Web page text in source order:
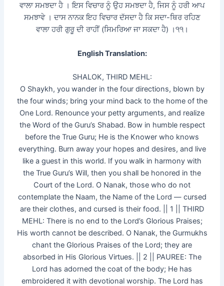
ਵਾਲਾ ਸਮਝਦਾ ਹੈ । ਇਸ ਵਿਚਾਰ ਨੂੰ ਉਹ ਸਮਝਦਾ ਹੈ, ਜਿਸ ਨੂੰ ਹਰੀ ਆਪ
ਸਮਝਾਵੇ । ਦਾਸ ਨਾਨਕ ਇਹ ਵਿਚਾਰ ਦੱਸਦਾ ਹੈ ਕਿ ਸਦਾ-ਥਿਰ ਰਹਿਣ
ਵਾਲਾ ਹਰੀ ਗੁਰੂ ਦੀ ਰਾਹੀਂ (ਸਿਮਰਿਆ ਜਾ ਸਕਦਾ ਹੈ) ।੧੧।
English Translation:
SHALOK, THIRD MEHL:
O Shaykh, you wander in the four directions, blown by
the four winds; bring your mind back to the home of the
One Lord. Renounce your petty arguments, and realize
the Word of the Guru’s Shabad. Bow in humble respect
before the True Guru; He is the Knower who knows
everything. Burn away your hopes and desires, and live
like a guest in this world. If you walk in harmony with
the True Guru’s Will, then you shall be honored in the
Court of the Lord. O Nanak, those who do not
contemplate the Naam, the Name of the Lord — cursed
are their clothes, and cursed is their food. || 1 || THIRD
MEHL: There is no end to the Lord’s Glorious Praises;
His worth cannot be described. O Nanak, the Gurmukhs
chant the Glorious Praises of the Lord; they are
absorbed in His Glorious Virtues. || 2 || PAUREE: The
Lord has adorned the coat of the body; He has
embroidered it with devotional worship. The Lord has